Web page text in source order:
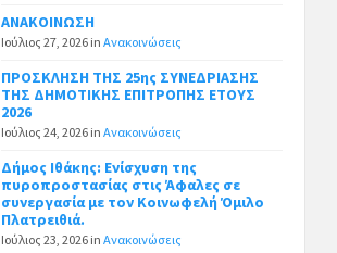
ΑΝΑΚΟΙΝΩΣΗ
Ιούλιος 27, 2026 inΑνακοινώσεις
ΠΡΟΣΚΛΗΣΗ ΤΗΣ 25ης ΣΥΝΕΔΡΙΑΣΗΣ
ΤΗΣ ΔΗΜΟΤΙΚΗΣ ΕΠΙΤΡΟΠΗΣ ΕΤΟΥΣ
2026
Ιούλιος 24, 2026 inΑνακοινώσεις
Δήμος Ιθάκης: Ενίσχυση της
πυροπροστασίας στις Άφαλες σε
συνεργασία με τον Κοινωφελή Όμιλο
Πλατρειθιά.
Ιούλιος 23, 2026 inΑνακοινώσεις